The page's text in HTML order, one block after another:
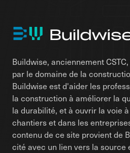
Buildwise, anciennement
par le domaine de la
Buildwise est d'aider les
la construction à améliorer la
la durabilité, et à ouvrir la voie
chantiers et dans les
contenu de ce site provient de
cité avec un lien vers la source